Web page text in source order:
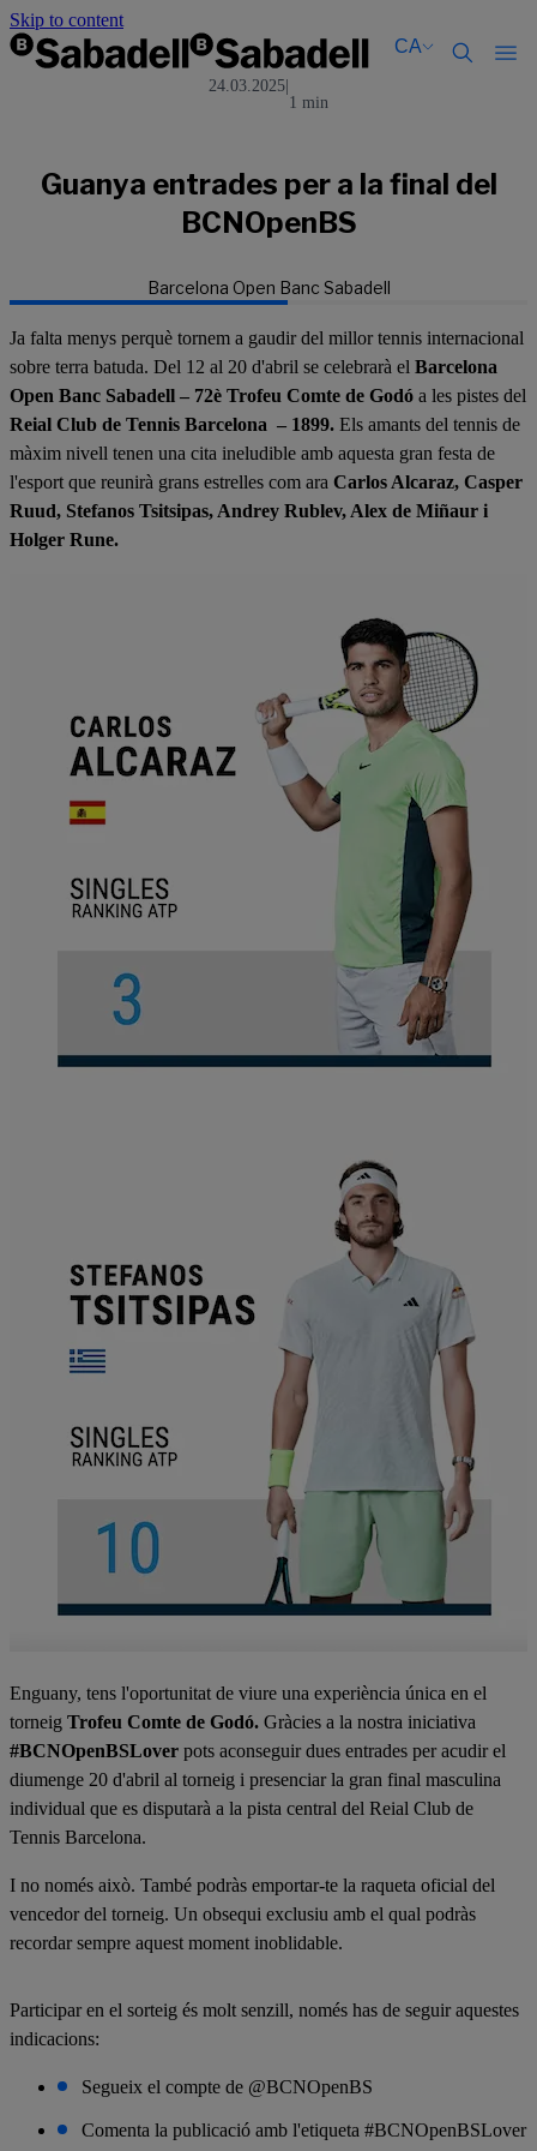
Skip to content
CA
Català
Español
Català
Español
24.03.2025
1 min
Guanya entrades per a la final del
BCNOpenBS
Barcelona Open Banc Sabadell
Ja falta menys perquè tornem a gaudir del millor tennis internacional
sobre terra batuda. Del 12 al 20 d'abril se celebrarà el Barcelona
Open Banc Sabadell – 72è Trofeu Comte de Godó a les pistes del
Reial Club de Tennis Barcelona – 1899. Els amants del tennis de
màxim nivell tenen una cita ineludible amb aquesta gran festa de
l'esport que reunirà grans estrelles com ara Carlos Alcaraz, Casper
Ruud, Stefanos Tsitsipas, Andrey Rublev, Alex de Miñaur i
Holger Rune.
Enguany, tens l'oportunitat de viure una experiència única en el
torneig Trofeu Comte de Godó. Gràcies a la nostra iniciativa
#BCNOpenBSLover pots aconseguir dues entrades per acudir el
diumenge 20 d'abril al torneig i presenciar la gran final masculina
individual que es disputarà a la pista central del Reial Club de
Tennis Barcelona.
I no només això. També podràs emportar-te la raqueta oficial del
vencedor del torneig. Un obsequi exclusiu amb el qual podràs
recordar sempre aquest moment inoblidable.
Participar en el sorteig és molt senzill, només has de seguir aquestes
indicacions:
Segueix el compte de @BCNOpenBS
Comenta la publicació amb l'etiqueta #BCNOpenBSLover